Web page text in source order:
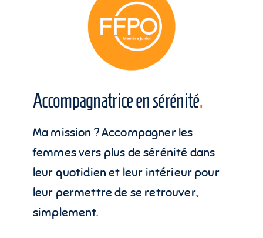
Accompagnatrice en sérénité.
Ma mission ? Accompagner les
femmes vers plus de sérénité dans
leur quotidien et leur intérieur pour
leur permettre de se retrouver,
simplement.